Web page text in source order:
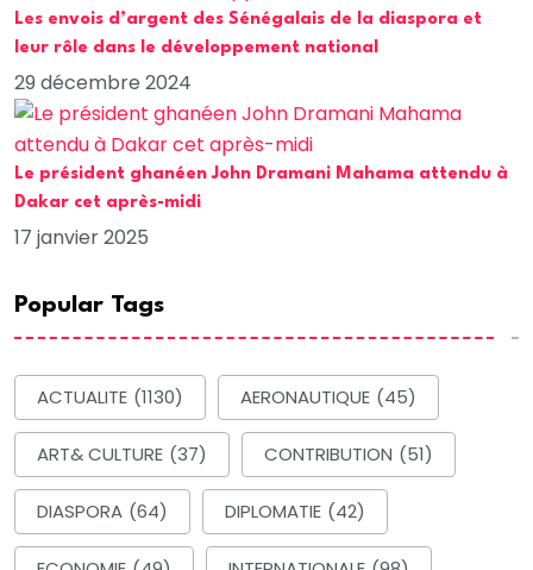
Les envois d’argent des Sénégalais de la diaspora et
leur rôle dans le développement national
29 décembre 2024
Le président ghanéen John Dramani Mahama attendu à
Dakar cet après-midi
17 janvier 2025
Popular Tags
ACTUALITE (1130) AERONAUTIQUE (45)
ART& CULTURE (37) CONTRIBUTION (51)
DIASPORA (64) DIPLOMATIE (42)